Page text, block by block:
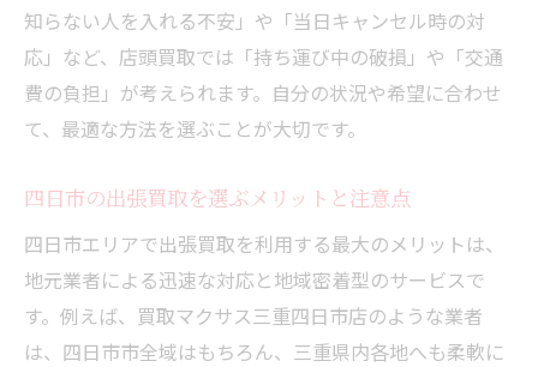
知らない人を入れる不安」や「当日キャンセル時の対
応」など、店頭買取では「持ち運び中の破損」や「交通
費の負担」が考えられます。自分の状況や希望に合わせ
て、最適な方法を選ぶことが大切です。
四日市の出張買取を選ぶメリットと注意点
四日市エリアで出張買取を利用する最大のメリットは、
地元業者による迅速な対応と地域密着型のサービスで
す。例えば、買取マクサス三重四日市店のような業者
は、四日市市全域はもちろん、三重県内各地へも柔軟に